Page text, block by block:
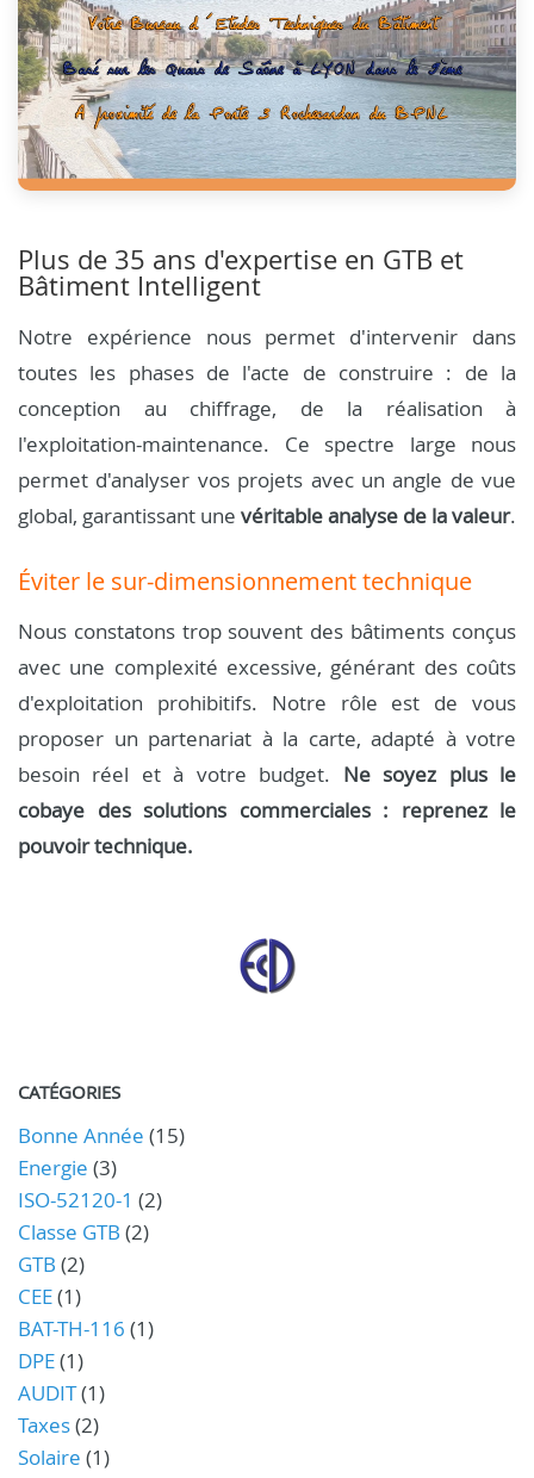
Plus de 35 ans d'expertise en GTB et
Bâtiment Intelligent
Notre expérience nous permet d'intervenir dans
toutes les phases de l'acte de construire : de la
conception au chiffrage, de la réalisation à
l'exploitation-maintenance. Ce spectre large nous
permet d'analyser vos projets avec un angle de vue
global, garantissant une véritable analyse de la valeur.
Éviter le sur-dimensionnement technique
Nous constatons trop souvent des bâtiments conçus
avec une complexité excessive, générant des coûts
d'exploitation prohibitifs. Notre rôle est de vous
proposer un partenariat à la carte, adapté à votre
besoin réel et à votre budget. Ne soyez plus le
cobaye des solutions commerciales : reprenez le
pouvoir technique.
CATÉGORIES
Bonne Année (15)
Energie (3)
ISO-52120-1 (2)
Classe GTB (2)
GTB (2)
CEE(1)
BAT-TH-116 (1)
DPE(1)
AUDIT(1)
Taxes(2)
Solaire (1)